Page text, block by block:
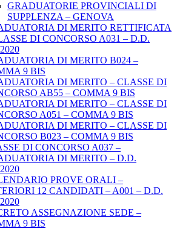
GRADUATORIE PROVINCIALI DI
SUPPLENZA – GENOVA
DI MERITO RETTIFICATA
DI CONCORSO A031 – D.D.
DI MERITO B024 –
9 BIS
DI MERITO – CLASSE DI
AB55 – COMMA 9 BIS
DI MERITO – CLASSE DI
A051 – COMMA 9 BIS
DI MERITO – CLASSE DI
B023 – COMMA 9 BIS
DI CONCORSO A037 –
DI MERITO – D.D.
PROVE ORALI –
12 CANDIDATI – A001 – D.D.
ASSEGNAZIONE SEDE –
9 BIS